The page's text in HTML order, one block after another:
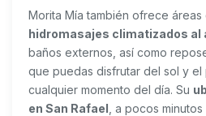
Morita Mía también ofrece
hidromasajes climatizados al
baños externos, así como
que puedas disfrutar del sol y el
cualquier momento del día. Su
en San Rafael , a pocos